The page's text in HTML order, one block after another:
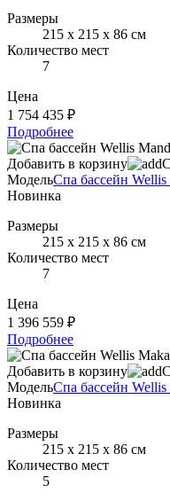
Размеры
215 х 215 х 86 см
Количество мест
7
Цена
1 754 435 ₽
Подробнее
Добавить в корзину
МодельСпа бассейн
Новинка
Размеры
215 х 215 х 86 см
Количество мест
7
Цена
1 396 559 ₽
Подробнее
Добавить в корзину
МодельСпа бассейн
Новинка
Размеры
215 х 215 х 86 см
Количество мест
5